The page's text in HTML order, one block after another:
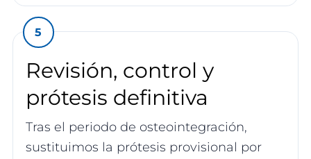
Revisión, control y
prótesis definitiva
Tras el periodo de osteointegración,
sustituimos la prótesis provisional por